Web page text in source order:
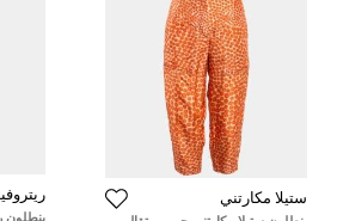
ستيلا مكارتني
بنطلون